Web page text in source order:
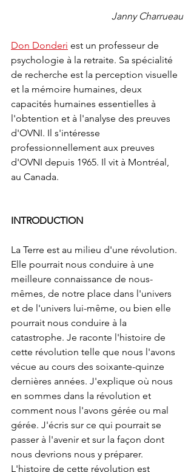
Janny Charrueau
Don Donderi est un professeur de
psychologie à la retraite. Sa spécialité
de recherche est la perception visuelle
et la mémoire humaines, deux
capacités humaines essentielles à
l'obtention et à l'analyse des preuves
d'OVNI. Il s'intéresse
professionnellement aux preuves
d'OVNI depuis 1965. Il vit à Montréal,
au Canada.
INTRODUCTION
La Terre est au milieu d'une révolution.
Elle pourrait nous conduire à une
meilleure connaissance de nous-
mêmes, de notre place dans l'univers
et de l'univers lui-même, ou bien elle
pourrait nous conduire à la
catastrophe. Je raconte l'histoire de
cette révolution telle que nous l'avons
vécue au cours des soixante-quinze
dernières années. J'explique où nous
en sommes dans la révolution et
comment nous l'avons gérée ou mal
gérée. J'écris sur ce qui pourrait se
passer à l'avenir et sur la façon dont
nous devrions nous y préparer.
L'histoire de cette révolution est